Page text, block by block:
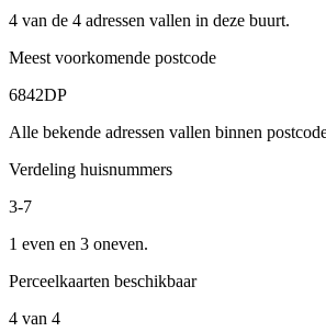
4 van de 4 adressen vallen in deze buurt.
Meest voorkomende postcode
6842DP
Alle bekende adressen vallen binnen
Verdeling huisnummers
3-7
1 even en 3 oneven.
Perceelkaarten beschikbaar
4 van 4